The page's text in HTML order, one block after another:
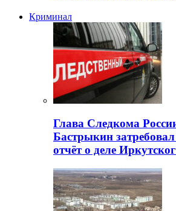
Криминал
Глава Следкома
Бастрыкин
отчёт о деле